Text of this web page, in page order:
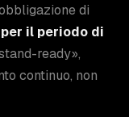
di
il periodo di
ready»,
continuo, non